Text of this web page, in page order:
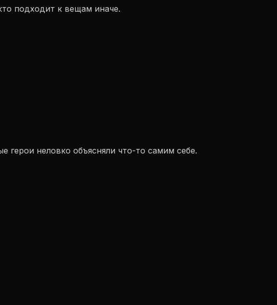
подходит к вещам иначе.
герои неловко объясняли что-то самим себе.